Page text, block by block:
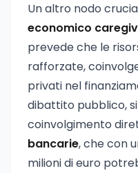
Un altro nodo
economico
prevede che le
rafforzate,
privati nel
dibattito pubblico,
coinvolgimento
bancarie, che con
milioni di euro